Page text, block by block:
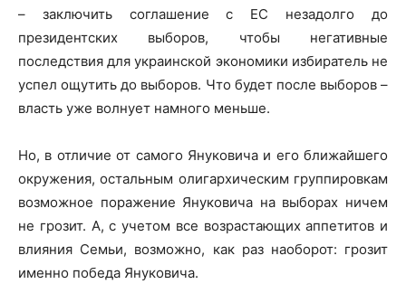
– заключить соглашение с ЕС незадолго до
президентских выборов, чтобы негативные
последствия для украинской экономики избиратель не
успел ощутить до выборов. Что будет после выборов –
власть уже волнует намного меньше.
Но, в отличие от самого Януковича и его ближайшего
окружения, остальным олигархическим группировкам
возможное поражение Януковича на выборах ничем
не грозит. А, с учетом все возрастающих аппетитов и
влияния Семьи, возможно, как раз наоборот: грозит
именно победа Януковича.